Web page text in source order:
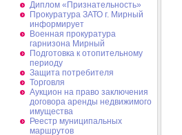
Диплом «Признательность»
Прокуратура ЗАТО г. Мирный
информирует
Военная прокуратура
гарнизона Мирный
Подготовка к отопительному
периоду
Защита потребителя
Торговля
Аукцион на право заключения
договора аренды недвижимого
имущества
Реестр муниципальных
маршрутов